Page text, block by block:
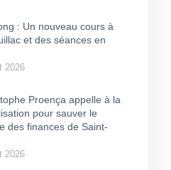
: Un nouveau cours à
et des séances en
2026
Proença appelle à la
pour sauver le
des finances de Saint-
2026